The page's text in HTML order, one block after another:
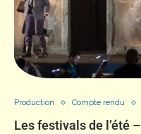
Production Compte rendu
Les festivals de l’été –